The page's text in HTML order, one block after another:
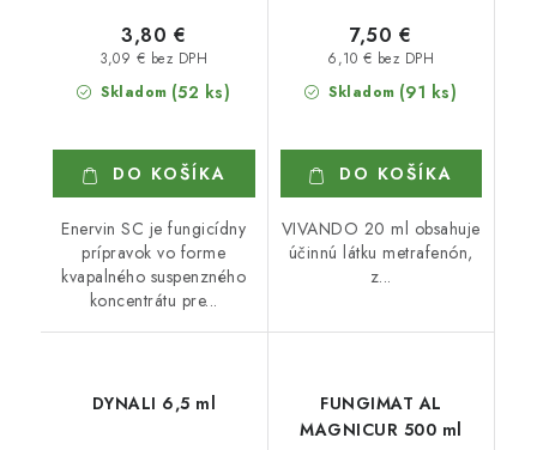
Skladom (52 ks)
3,09 € bez DPH
3,80 €
DO KOŠÍKA
Enervin SC je fungicídny
prípravok vo forme
kvapalného suspenzného
koncentrátu pre...
Skladom (91 ks)
6,10 € bez DPH
7,50 €
DO KOŠÍKA
VIVANDO 20 ml obsahuje
účinnú látku metrafenón,
z...
DYNALI 6,5 ml
FUNGIMAT AL
MAGNICUR 500 ml